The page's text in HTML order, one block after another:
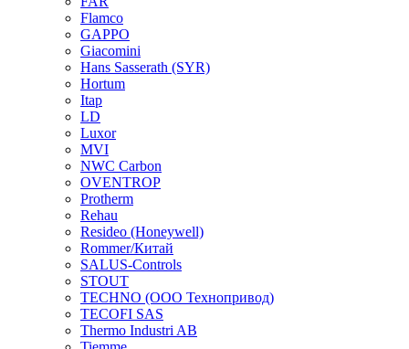
Flamco
GAPPO
Giacomini
Hans Sasserath (SYR)
Hortum
Itap
LD
Luxor
MVI
NWC Carbon
OVENTROP
Protherm
Rehau
Resideo (Honeywell)
Rommer/Китай
SALUS-Controls
STOUT
TECHNO (ООО Технопривод)
TECOFI SAS
Thermo Industri AB